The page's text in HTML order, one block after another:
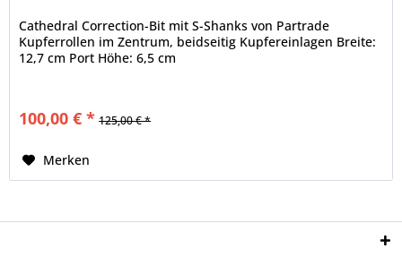
Cathedral Correction-Bit mit S-Shanks von Partrade
Kupferrollen im Zentrum, beidseitig Kupfereinlagen Breite:
12,7 cm Port Höhe: 6,5 cm
100,00 € * 125,00 € *
Merken